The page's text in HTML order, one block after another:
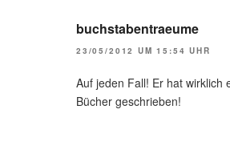
buchstabentraeume
23/05/2012 UM 15:54 UHR
Auf jeden Fall! Er hat wirklich
Bücher geschrieben!